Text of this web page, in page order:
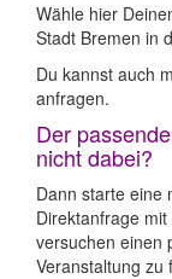
Wähle hier
Stadt Bremen in
Du kannst auch
anfragen.
Der
nicht dabei?
Dann starte eine
Direktanfrage
versuchen einen
Veranstaltung zu